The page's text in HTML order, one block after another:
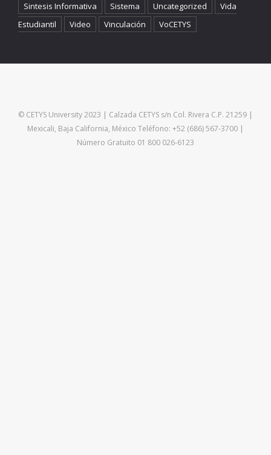
Sintesis Informativa Sistema Uncategorized
Vida
Estudiantil
Video Vinculación VoCETYS
© CETYS University 2023 | Calzada CETYS s/n Col. Rivera C.P. 21259 |
Mexicali, Baja California, México Teléfono: +52 (686) 567-3700 |
Número Gratuito 01 800 026-6123